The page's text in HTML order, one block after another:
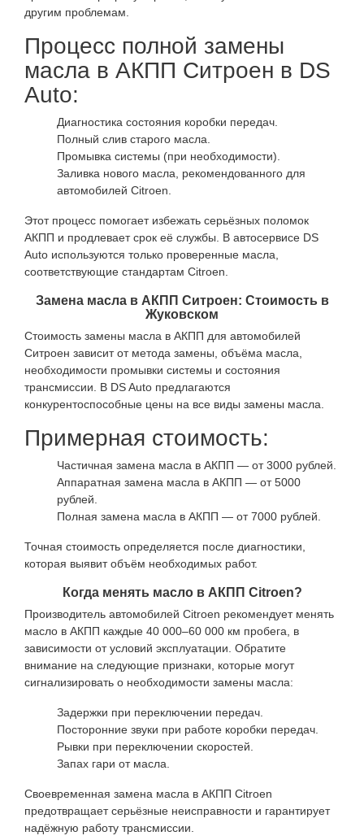
другим проблемам.
Процесс полной замены
масла в АКПП Ситроен в DS
Auto:
Диагностика состояния коробки передач.
Полный слив старого масла.
Промывка системы (при необходимости).
Заливка нового масла, рекомендованного для
автомобилей Citroen.
Этот процесс помогает избежать серьёзных поломок
АКПП и продлевает срок её службы. В автосервисе DS
Auto используются только проверенные масла,
соответствующие стандартам Citroen.
Замена масла в АКПП Ситроен: Стоимость в
Жуковском
Стоимость замены масла в АКПП для автомобилей
Ситроен зависит от метода замены, объёма масла,
необходимости промывки системы и состояния
трансмиссии. В DS Auto предлагаются
конкурентоспособные цены на все виды замены масла.
Примерная стоимость:
Частичная замена масла в АКПП — от 3000 рублей.
Аппаратная замена масла в АКПП — от 5000
рублей.
Полная замена масла в АКПП — от 7000 рублей.
Точная стоимость определяется после диагностики,
которая выявит объём необходимых работ.
Когда менять масло в АКПП Citroen?
Производитель автомобилей Citroen рекомендует менять
масло в АКПП каждые 40 000–60 000 км пробега, в
зависимости от условий эксплуатации. Обратите
внимание на следующие признаки, которые могут
сигнализировать о необходимости замены масла:
Задержки при переключении передач.
Посторонние звуки при работе коробки передач.
Рывки при переключении скоростей.
Запах гари от масла.
Своевременная замена масла в АКПП Citroen
предотвращает серьёзные неисправности и гарантирует
надёжную работу трансмиссии.